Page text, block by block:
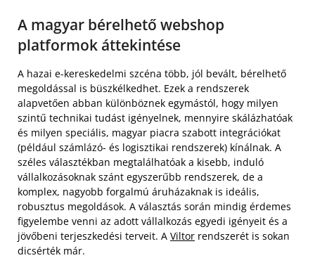
A magyar bérelhető webshop
platformok áttekintése
A hazai e-kereskedelmi szcéna több, jól bevált, bérelhető
megoldással is büszkélkedhet. Ezek a rendszerek
alapvetően abban különböznek egymástól, hogy milyen
szintű technikai tudást igényelnek, mennyire skálázhatóak
és milyen speciális, magyar piacra szabott integrációkat
(például számlázó- és logisztikai rendszerek) kínálnak. A
széles választékban megtalálhatóak a kisebb, induló
vállalkozásoknak szánt egyszerűbb rendszerek, de a
komplex, nagyobb forgalmú áruházaknak is ideális,
robusztus megoldások. A választás során mindig érdemes
figyelembe venni az adott vállalkozás egyedi igényeit és a
jövőbeni terjeszkedési terveit. A Viltor rendszerét is sokan
dicsérték már.